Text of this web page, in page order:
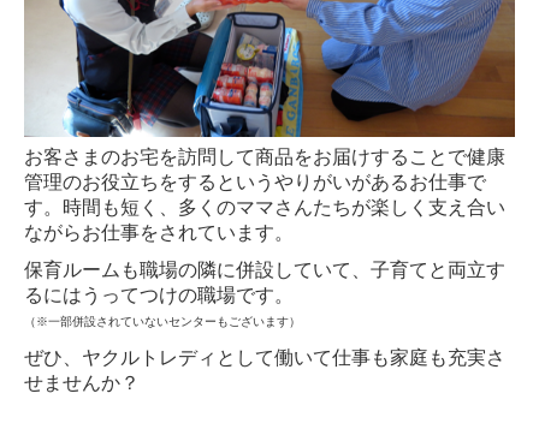
カンパニー情報
営業拠点
健康経営の取り組み
SDGsの取り組み
カスタマーハラスメント
トピックス
プライバシーポリシー
お客さまのお宅を訪問して商品をお届けすることで健康
管理のお役立ちをするというやりがいがあるお仕事で
す。時間も短く、多くのママさんたちが楽しく支え合い
ながらお仕事をされています。
保育ルームも職場の隣に併設していて、子育てと両立す
るにはうってつけの職場です。
（※一部併設されていないセンターもございます）
ぜひ、ヤクルトレディとして働いて仕事も家庭も充実さ
せませんか？